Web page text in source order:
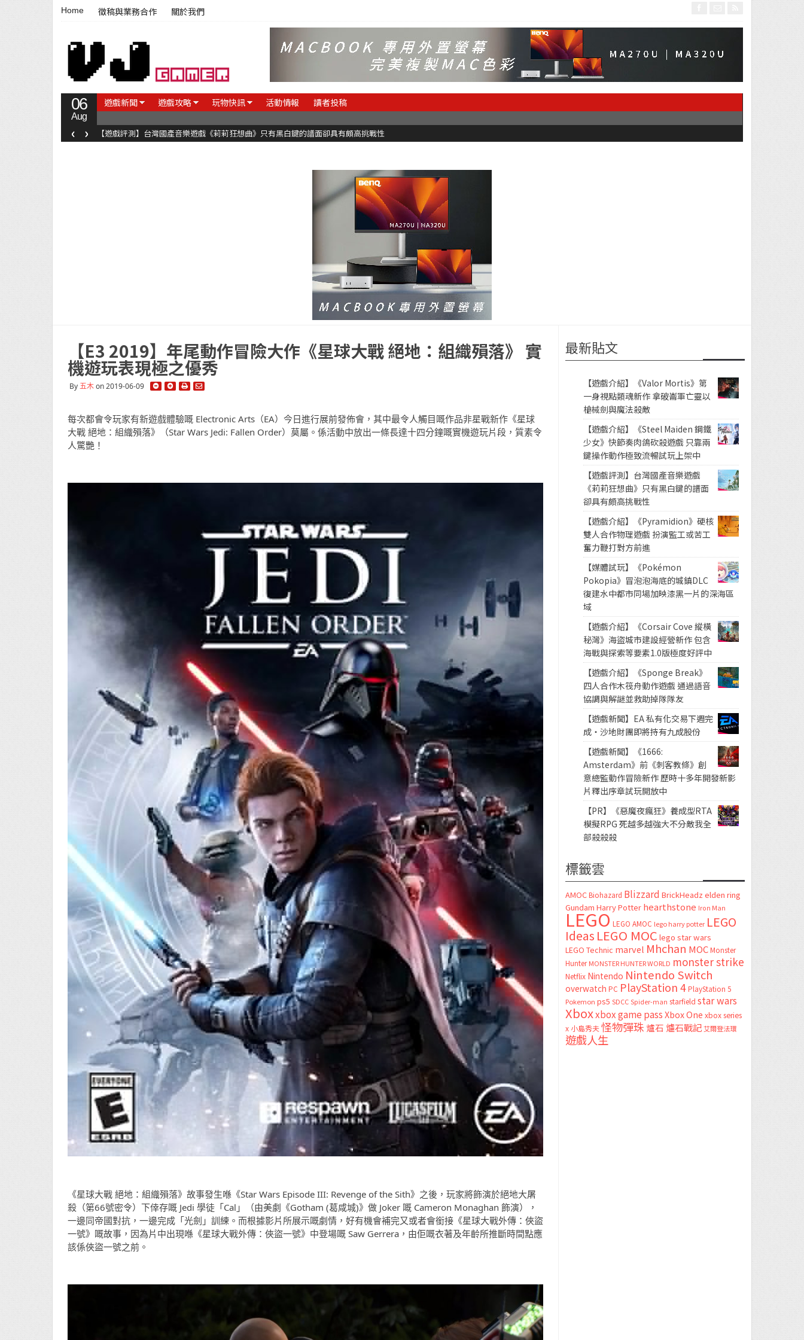
Home 徵稿與業務合作 關於我們
06
Aug
遊戲新聞 遊戲攻略 玩物快訊 活動情報 讀者投稿
【遊戲評測】台灣國產音樂遊戲《莉莉狂想曲》只有黑白鍵的譜面卻具有頗高挑戰性
‹ ›
【E3 2019】年尾動作冒險大作《星球大戰 絕地：組織殞落》 實
機遊玩表現極之優秀
By五木on 2019-06-09
每次都會令玩家有新遊戲體驗嘅 Electronic Arts（EA）今日進行展前發佈會，其中最令人觸目嘅作品非星戰新作《星球
大戰 絕地：組織殞落》（Star Wars Jedi: Fallen Order）莫屬。係活動中放出一條長達十四分鐘嘅實機遊玩片段，質素令
人驚艷！
《星球大戰 絕地：組織殞落》故事發生喺《Star Wars Episode III: Revenge of the Sith》之後，玩家將飾演於絕地大屠
殺（第66號密令）下倖存嘅 Jedi 學徒「Cal」（由美劇《Gotham (葛咸城)》做 Joker 嘅 Cameron Monaghan 飾演），
一邊同帝國對抗，一邊完成「光劍」訓練。而根據影片所展示嘅劇情，好有機會補完又或者會銜接《星球大戰外傳：俠盜
一號》嘅故事，因為片中出現喺《星球大戰外傳：俠盜一號》中登場嘅 Saw Gerrera，由佢嘅衣著及年齡所推斷時間點應
該係俠盜一號之前。
最新貼文
【遊戲介紹】《Valor Mortis》第
一身視點類魂新作 拿破崙軍亡靈以
槍械劍與魔法殺敵
【遊戲介紹】《Steel Maiden 鋼鐵
少女》快節奏肉鴿砍殺遊戲 只靠兩
鍵操作動作極致流暢試玩上架中
【遊戲評測】台灣國產音樂遊戲
《莉莉狂想曲》只有黑白鍵的譜面
卻具有頗高挑戰性
【遊戲介紹】《Pyramidion》硬核
雙人合作物理遊戲 扮演監工或苦工
奮力鞭打對方前進
【媒體試玩】《Pokémon
Pokopia》冒泡泡海底的城鎮DLC
復建水中都市同場加映漆黑一片的深海區
域
【遊戲介紹】《Corsair Cove 縱橫
秘灣》海盜城市建設經營新作 包含
海戰與探索等要素1.0版極度好評中
【遊戲介紹】《Sponge Break》
四人合作木筏舟動作遊戲 通過語音
協調與解謎並救助掉隊隊友
【遊戲新聞】EA 私有化交易下週完
成・沙地財團即將持有九成股份
【遊戲新聞】《1666:
Amsterdam》前《刺客教條》創
意總監動作冒險新作 歷時十多年開發新影
片釋出序章試玩開放中
【PR】《惡魔夜瘋狂》養成型RTA
模擬RPG 死越多越強大不分敵我全
部殺殺殺
標籤雲
AMOC Biohazard Blizzard BrickHeadz elden ring
Gundam Harry Potter hearthstone Iron Man
LEGO LEGO AMOC lego harry potter LEGO
Ideas LEGO MOC lego star wars
LEGO Technic marvel Mhchan MOC Monster
Hunter MONSTER HUNTER WORLD monster strike
Netflix Nintendo Nintendo Switch
overwatch PC PlayStation 4 PlayStation 5
Pokemon ps5 SDCC Spider-man starfield star wars
Xboxxbox game passXbox One xbox series
x 小島秀夫怪物彈珠 爐石 爐石戰記艾爾登法環
遊戲人生